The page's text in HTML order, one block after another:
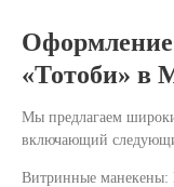
«Тотоби» в
Мы предлагаем
включающий
Витринные